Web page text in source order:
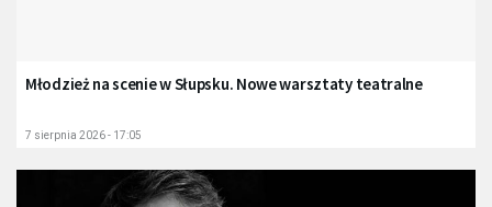
Młodzież na scenie w Słupsku. Nowe warsztaty teatralne
7 sierpnia 2026 - 17:05